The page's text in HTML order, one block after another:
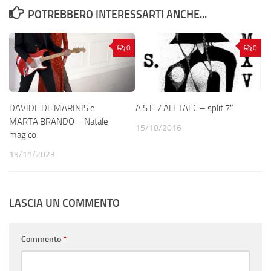
POTREBBERO INTERESSARTI ANCHE...
0
DAVIDE DE MARINIS e
MARTA BRANDO – Natale
magico
19/11/2023
0
A.S.E. / ALFTAEC – split 7″
15/10/2016
LASCIA UN COMMENTO
Commento*